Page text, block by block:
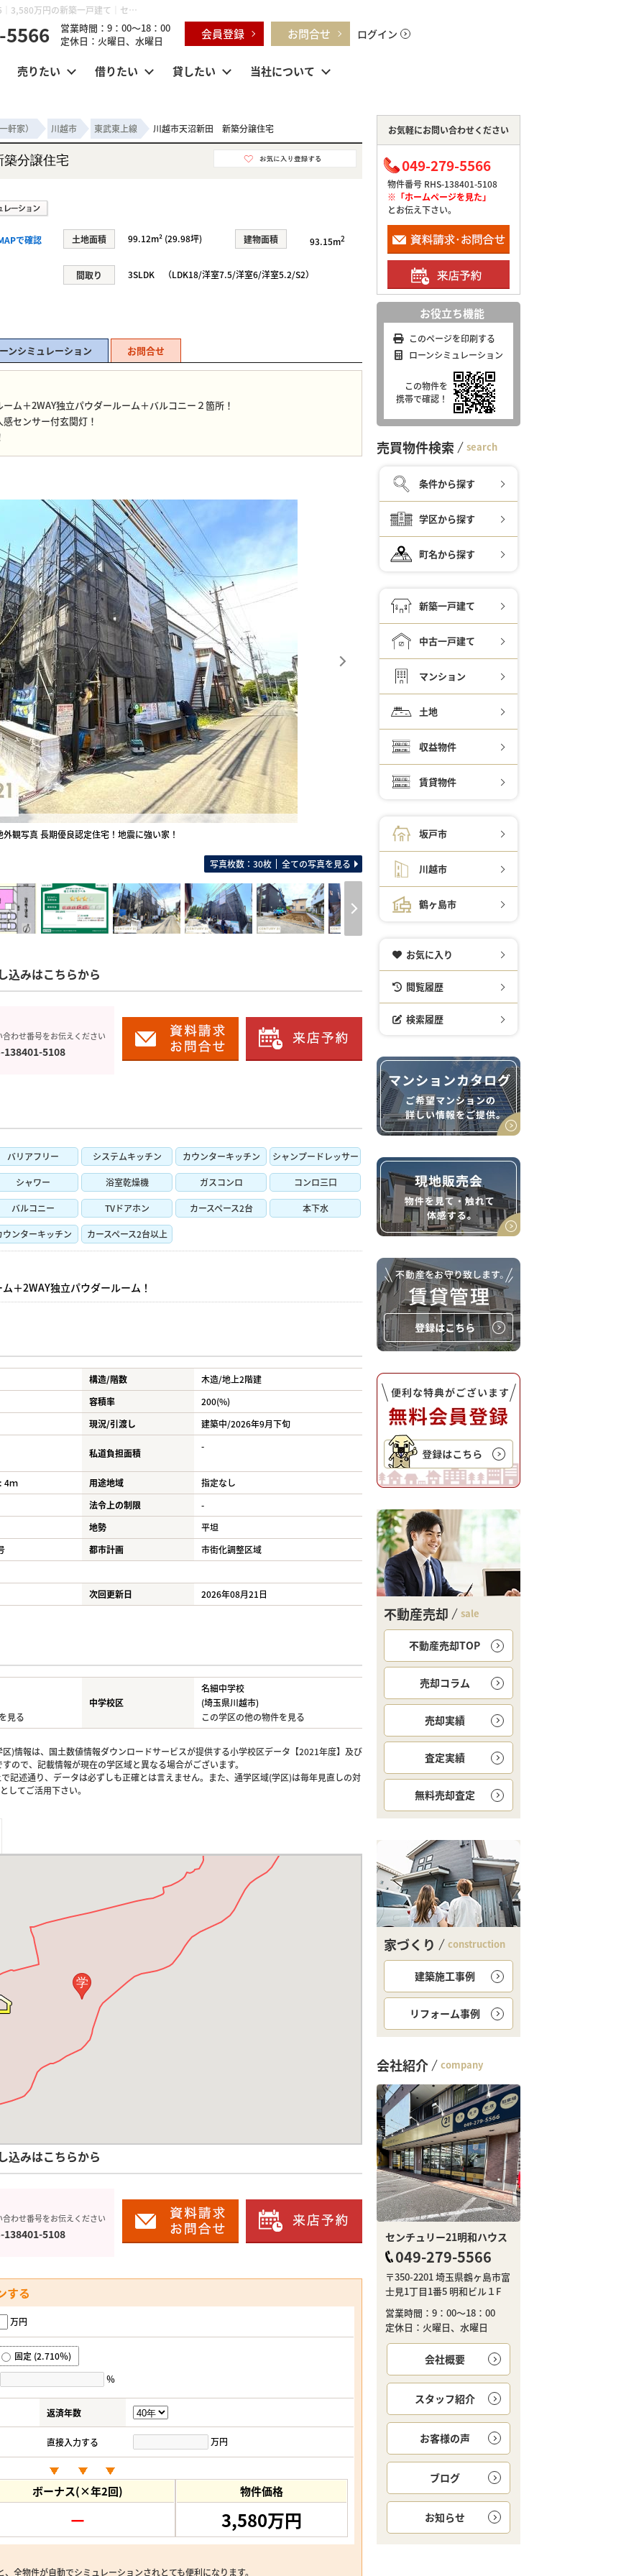
川越市天沼新田 新築分譲住宅 埼玉県川越市天沼新田 269-5｜3,580万円の新築一戸建て｜センチュリー21明和ハウス
5566
営業時間：9：00～18：00
定休日：火曜日、水曜日
会員登録 お問合せ ログイン
売りたい 借りたい 貸したい 当社について
軒家） 川越市 東武東上線 川越市天沼新田 新築分譲住宅
分譲住宅
で確認 土地面積 99.12m² (29.98坪) 建物面積 93.15m2
間取り 3SLDK （LDK18/洋室7.5/洋室6/洋室5.2/S2）
ンシミュレーション お問合せ
ム＋2WAY独立パウダールーム＋バルコニー２箇所！
センサー付玄関灯！
外観写真 長期優良認定住宅！地震に強い家！
写真枚数：30枚 全ての写真を見る
込みはこちらから
合わせ番号をお伝えください
138401-5108
バリアフリー システムキッチン カウンターキッチン シャンプードレッサー
シャワー 浴室乾燥機 ガスコンロ コンロ三口
バルコニー TVドアホン カースペース2台 本下水
ウンターキッチン カースペース2台以上
＋2WAY独立パウダールーム！
構造/階数 木造/地上2階建
容積率
200(%)
現況/引渡し
建築中/2026年9月下旬
私道負担面積
-
4ｍ 用途地域
指定なし
法令上の制限
-
地勢
平坦
都市計画 市街化調整区域
次回更新日 2026年08月21日
見る
中学校区
名細中学校
(埼玉県川越市)
この学区の他の物件を見る
)情報は、国土数値情報ダウンロードサービスが提供する小学校区データ【2021年度】及び
ので、記載情報が現在の学区域と異なる場合がございます。
記述通り、データは必ずしも正確とは言えません。また、通学区域(学区)は毎年見直しの対
してご活用下さい。
学
込みはこちらから
合わせ番号をお伝えください
138401-5108
する
万円
固定 (2.710％)
％
返済年数
直接入力する 万円
ボーナス(×年2回)
－
物件価格
3,580万円
全物件が自動でシミュレーションされとても便利になります。
お気軽にお問い合わせください
049-279-5566
物件番号 RHS-138401-5108
※「ホームページを見た」
とお伝え下さい。
お役立ち機能
このページを印刷する
ローンシミュレーション
この物件を
携帯で確認！
売買物件検索 search
条件から探す
学区から探す
町名から探す
新築一戸建て
中古一戸建て
マンション
土地
収益物件
賃貸物件
坂戸市
川越市
鶴ヶ島市
お気に入り
閲覧履歴
検索履歴
不動産売却 sale
不動産売却TOP
売却コラム
売却実績
査定実績
無料売却査定
家づくり construction
建築施工事例
リフォーム事例
会社紹介 company
センチュリー21明和ハウス
049-279-5566
〒350-2201 埼玉県鶴ヶ島市富
士見1丁目1番5 明和ビル１F
営業時間：9：00～18：00
定休日：火曜日、水曜日
会社概要
スタッフ紹介
お客様の声
ブログ
お知らせ